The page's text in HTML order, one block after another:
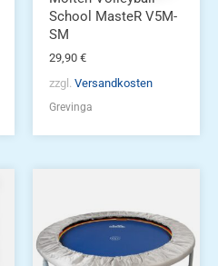
School MasteR V5M-
SM
29,90 €
zzgl. Versandkosten
Grevinga